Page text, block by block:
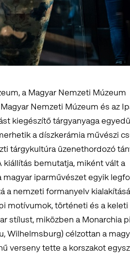
a Magyar Nemzeti Múzeum
Nemzeti Múzeum és az
kiegészítő tárgyanyaga
a díszkerámia művészi
tárgykultúra üzenethordozó
bemutatja, miként vált a
magyar iparművészet egyik
a nemzeti formanyelv
motívumok, történeti és a
stílust, miközben a Monarchia
Wilhelmsburg) célzottan a
verseny tette a korszakot